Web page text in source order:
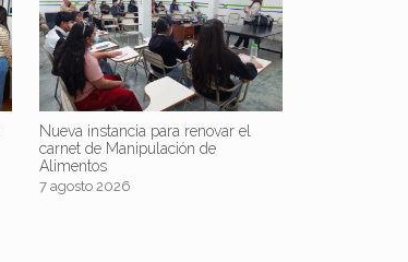
Nueva instancia para renovar el
carnet de Manipulación de
Alimentos
7 agosto 2026